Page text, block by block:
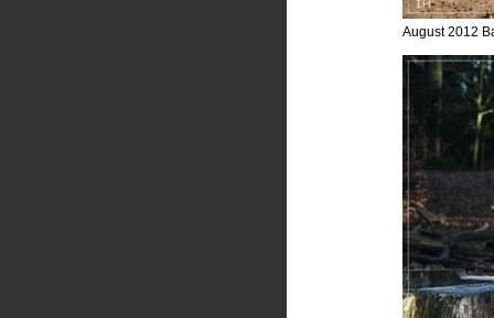
August 2012